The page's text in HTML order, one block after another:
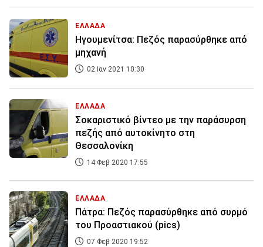
ΕΛΛΑΔΑ
Ηγουμενίτσα: Πεζός παρασύρθηκε από
μηχανή
02 Ιαν 2021 10:30
ΕΛΛΑΔΑ
Σοκαριστικό βίντεο με την παράσυρση
πεζής από αυτοκίνητο στη
Θεσσαλονίκη
14 Φεβ 2020 17:55
ΕΛΛΑΔΑ
Πάτρα: Πεζός παρασύρθηκε από συρμό
του Προαστιακού (pics)
07 Φεβ 2020 19:52